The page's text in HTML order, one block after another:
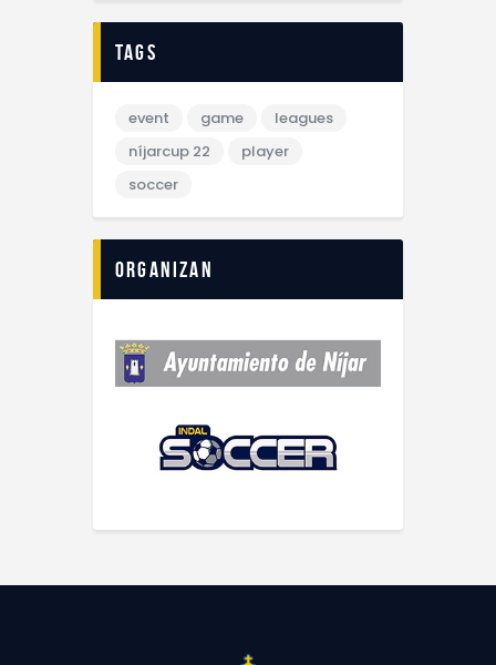
tags
event game
leagues
níjarcup 22
player
soccer
Organizan